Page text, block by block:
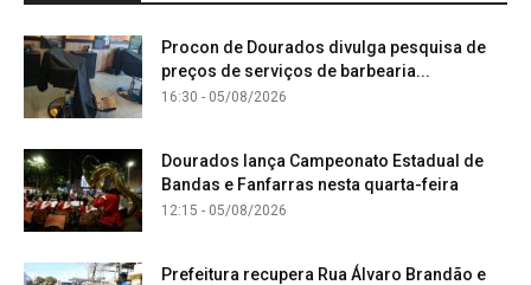
Procon de Dourados divulga pesquisa de
preços de serviços de barbearia...
16:30 - 05/08/2026
Dourados lança Campeonato Estadual de
Bandas e Fanfarras nesta quarta-feira
12:15 - 05/08/2026
Prefeitura recupera Rua Álvaro Brandão e